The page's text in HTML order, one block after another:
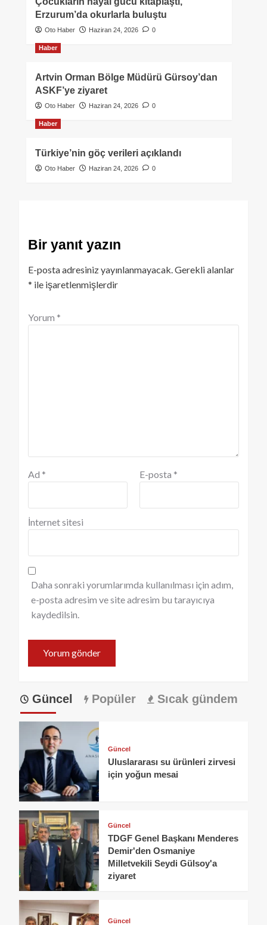
Erzurum’da okurlarla buluştu
Oto Haber Haziran 24, 2026 0
Haber
Artvin Orman Bölge Müdürü Gürsoy’dan
ASKF’ye ziyaret
Oto Haber Haziran 24, 2026 0
Haber
Türkiye’nin göç verileri açıklandı
Oto Haber Haziran 24, 2026 0
Bir yanıt yazın
E-posta adresiniz yayınlanmayacak.Gerekli alanlar
* ile işaretlenmişlerdir
Yorum *
Ad * E-posta *
İnternet sitesi
Daha sonraki yorumlarımda kullanılması için adım,
e-posta adresim ve site adresim bu tarayıcıya
kaydedilsin.
Güncel Popüler Sıcak gündem
Güncel
Uluslararası su ürünleri zirvesi
için yoğun mesai
Güncel
TDGF Genel Başkanı Menderes
Demir'den Osmaniye
Milletvekili Seydi Gülsoy'a
ziyaret
Güncel